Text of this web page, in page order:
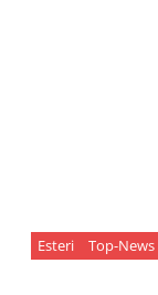
Esteri Top-News